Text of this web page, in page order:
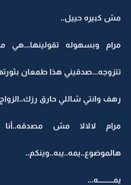
مش كبيره حييل..
مرام وبسهوله
تتزوجه...صدقيني هذا طمعان
رهف وانتي شاللي حارق
مرام لالالا مش
هالموضوع..يمه..يبه..وينكم..
يمــــــــــه...